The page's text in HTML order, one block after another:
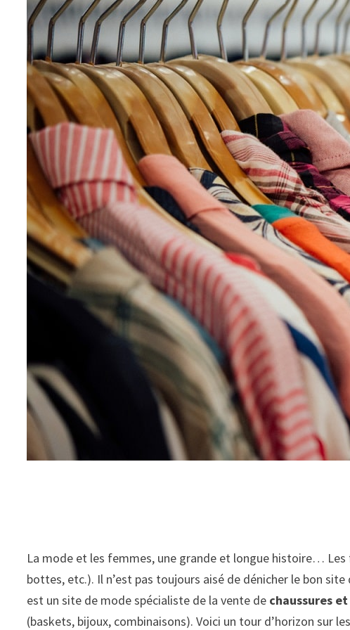
La mode et les femmes, une grande et longue histoire…
bottes, etc.). Il n’est pas toujours aisé de dénicher le bon
est un site de mode spécialiste de la vente de chaussures et
(baskets, bijoux, combinaisons). Voici un tour d’horizon sur